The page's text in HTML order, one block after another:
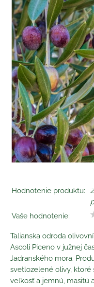
Hodnotenie produktu:
Vaše hodnotenie:
Talianska odroda
Ascoli Piceno v južnej
Jadranského mora.
svetlozelené olivy,
veľkosť a jemnú, mäsitú